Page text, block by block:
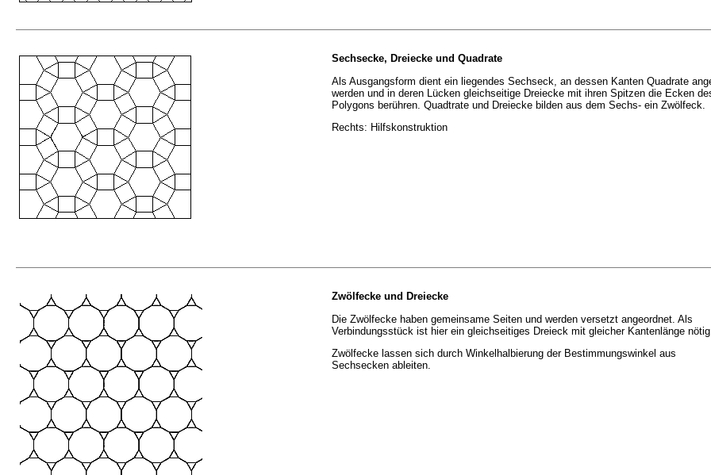
Sechsecke, Dreiecke und Quadrate
Als Ausgangsform dient ein liegendes Sechseck, an dessen Kanten Quadrate
werden und in deren Lücken gleichseitige Dreiecke mit ihren Spitzen die Ecken
Polygons berühren. Quadtrate und Dreiecke bilden aus dem Sechs- ein Zwölfeck.
Rechts: Hilfskonstruktion
Zwölfecke und Dreiecke
Die Zwölfecke haben gemeinsame Seiten und werden versetzt angeordnet. Als
Verbindungsstück ist hier ein gleichseitiges Dreieck mit gleicher Kantenlänge
Zwölfecke lassen sich durch Winkelhalbierung der Bestimmungswinkel aus
Sechsecken ableiten.